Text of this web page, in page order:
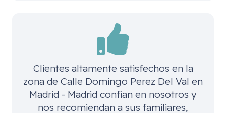
Clientes altamente satisfechos en la
zona de Calle Domingo Perez Del Val en
Madrid - Madrid confían en nosotros y
nos recomiendan a sus familiares,